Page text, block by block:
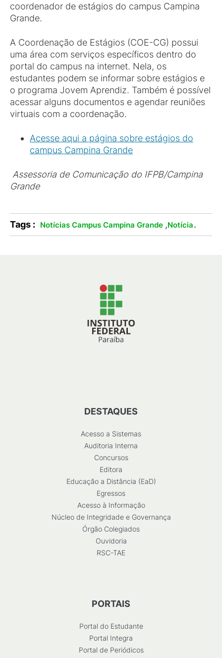
coordenador de estágios do campus Campina
Grande.
A Coordenação de Estágios (COE-CG) possui
uma área com serviços específicos dentro do
portal do campus na internet. Nela, os
estudantes podem se informar sobre estágios e
o programa Jovem Aprendiz. Também é possível
acessar alguns documentos e agendar reuniões
virtuais com a coordenação.
Acesse aqui a página sobre estágios do
campus Campina Grande
Assessoria de Comunicação do IFPB/Campina
Grande
Tags : Notícias Campus Campina Grande ,Notícia.
DESTAQUES
Acesso a Sistemas
Auditoria Interna
Concursos
Editora
Educação a Distância (EaD)
Egressos
Acesso à Informação
Núcleo de Integridade e Governança
Órgão Colegiados
Ouvidoria
RSC-TAE
PORTAIS
Portal do Estudante
Portal Integra
Portal de Periódicos